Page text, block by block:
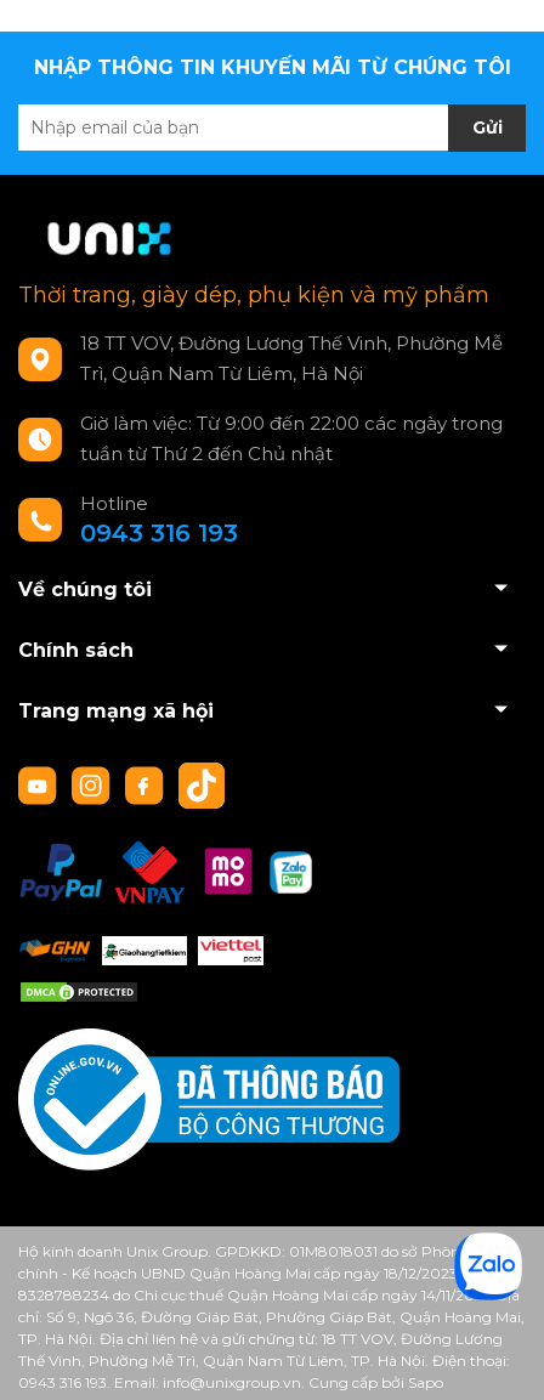
NHẬP THÔNG TIN KHUYẾN MÃI TỪ CHÚNG TÔI
Gửi
Thời trang, giày dép, phụ kiện và mỹ phẩm
18 TT VOV, Đường Lương Thế Vinh, Phường Mễ
Trì, Quận Nam Từ Liêm, Hà Nội
Giờ làm việc: Từ 9:00 đến 22:00 các ngày trong
tuần từ Thứ 2 đến Chủ nhật
Hotline
0943 316 193
Về chúng tôi
Chính sách
Trang mạng xã hội
Hộ kinh doanh Unix Group. GPDKKD: 01M8018031 do sở Phòng Tài
chính - Kế hoạch UBND Quận Hoàng Mai cấp ngày 18/12/2023. MST:
8328788234 do Chi cục thuế Quận Hoàng Mai cấp ngày 14/11/2013. Địa
chỉ: Số 9, Ngõ 36, Đường Giáp Bát, Phường Giáp Bát, Quận Hoàng Mai,
TP. Hà Nội. Địa chỉ liên hệ và gửi chứng từ: 18 TT VOV, Đường Lương
Thế Vinh, Phường Mễ Trì, Quận Nam Từ Liêm, TP. Hà Nội. Điện thoại:
0943 316 193. Email: info@unixgroup.vn. Cung cấp bởi Sapo